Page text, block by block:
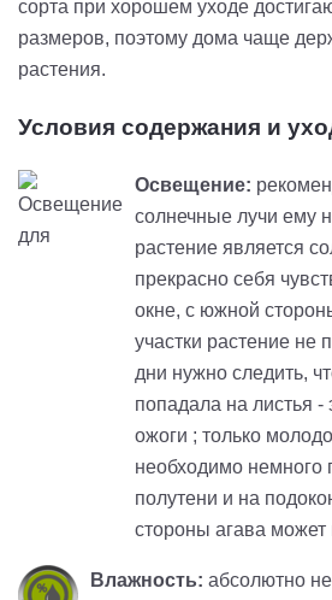
сорта при хорошем уходе
размеров, поэтому дома чаще
растения.
Условия содержания и
Освещение:
солнечные лучи ему
растение является
прекрасно себя
окне, с южной
участки растение не
дни нужно следить,
попадала на листья
ожоги ; только
необходимо немного
полутени и на
стороны агава может
Влажность: абсолютно